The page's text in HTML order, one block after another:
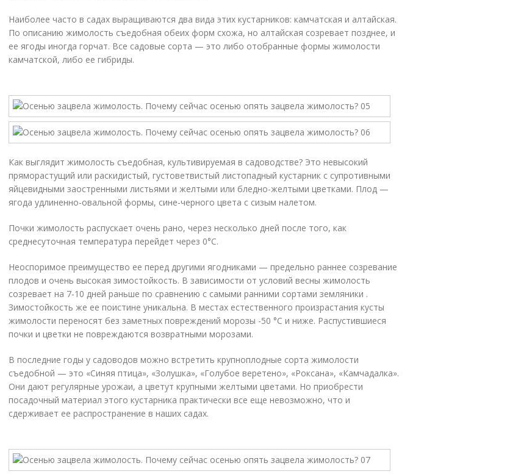
Наиболее часто в садах выращиваются два вида этих кустарников: камчатская и алтайская.
По описанию жимолость съедобная обеих форм схожа, но алтайская созревает позднее, и
ее ягоды иногда горчат. Все садовые сорта — это либо отобранные формы жимолости
камчатской, либо ее гибриды.
Как выглядит жимолость съедобная, культивируемая в садоводстве? Это невысокий
пряморастущий или раскидистый, густоветвистый листопадный кустарник с супротивными
яйцевидными заостренными листьями и желтыми или бледно-желтыми цветками. Плод —
ягода удлиненно-овальной формы, сине-черного цвета с сизым налетом.
Почки жимолость распускает очень рано, через несколько дней после того, как
среднесуточная температура перейдет через 0°С.
Неоспоримое преимущество ее перед другими ягодниками — предельно раннее созревание
плодов и очень высокая зимостойкость. В зависимости от условий весны жимолость
созревает на 7-10 дней раньше по сравнению с самыми ранними сортами земляники .
Зимостойкость же ее поистине уникальна. В местах естественного произрастания кусты
жимолости переносят без заметных повреждений морозы -50 °С и ниже. Распустившиеся
почки и цветки не повреждаются возвратными морозами.
В последние годы у садоводов можно встретить крупноплодные сорта жимолости
съедобной — это «Синяя птица», «Золушка», «Голубое веретено», «Роксана», «Камчадалка».
Они дают регулярные урожаи, а цветут крупными желтыми цветами. Но приобрести
посадочный материал этого кустарника практически все еще невозможно, что и
сдерживает ее распространение в наших садах.